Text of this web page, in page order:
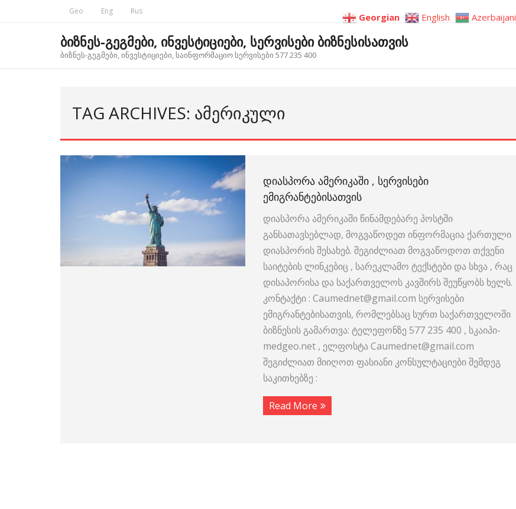
Geo Eng Rus
ბიზნეს-გეგმები, ინვესტიციები, სერვისები ბიზნესისათვის
ბიზნეს-გეგმები, ინვესტიციები, საინფორმაციო სერვისები 577 235 400
TAG ARCHIVES: ᲐᲛᲔᲠᲘᲙᲣᲚᲘ
ᲓᲘᲐᲡᲞᲝᲠᲐ ᲐᲛᲔᲠᲘᲙᲐᲨᲘ , ᲡᲔᲠᲕᲘᲡᲔᲑᲘ
ᲔᲛᲘᲒᲠᲐᲜᲢᲔᲑᲘᲡᲐᲗᲕᲘᲡ
დიასპორა ამერიკაში წინამდებარე პოსტში
განსათავსებლად, მოგვაწოდეთ ინფორმაცია ქართული
დიასპორის შესახებ. შეგიძლიათ მოგვაწოდოთ თქვენი
საიტების ლინკებიც , სარეკლამო ტექსტები და სხვა , რაც
დისაპორისა და საქართველოს კავშირს შეუწყობს ხელს.
კონტაქტი : Caumednet@gmail.com სერვისები
ემიგრანტებისათვის, რომლებსაც სურთ საქართველოში
ბიზნესის გამართვა: ტელეფონზე 577 235 400 , სკაიპი-
medgeo.net , ელფოსტა Caumednet@gmail.com
შეგიძლიათ მიიღოთ ფასიანი კონსულტაციები შემდეგ
საკითხებზე :
Read More
Georgian English Azerbaijani